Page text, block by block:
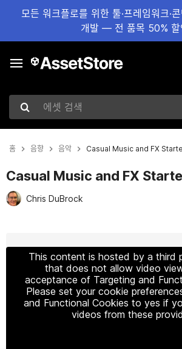
모든 워크플로를 위한 툴·프레임워크·
개발 — 전 품목 50% 할
에셋 검색
홈 음향 음악 Casual Music and FX
Casual Music and FX
Chris DuBrock
This content is hosted by a third
that does not allow video
acceptance of Targeting and
Please set your cookie
and Functional Cookies to yes if
videos from these